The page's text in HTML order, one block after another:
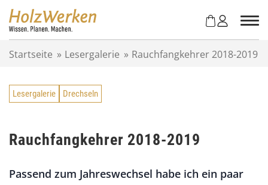
Startseite » Lesergalerie » Rauchfangkehrer 2018-2019
Lesergalerie Drechseln
Rauchfangkehrer 2018-2019
Passend zum Jahreswechsel habe ich ein paar